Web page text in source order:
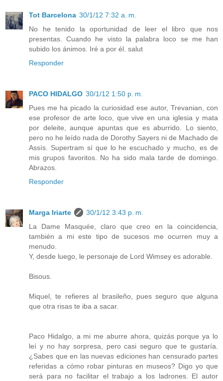
Tot Barcelona 30/1/12 7:32 a. m.
No he tenido la oportunidad de leer el libro que nos
presentas. Cuando he visto la palabra loco se me han
subido los ánimos. Iré a por él. salut
Responder
PACO HIDALGO 30/1/12 1:50 p. m.
Pues me ha picado la curiosidad ese autor, Trevanian, con
ese profesor de arte loco, que vive en una iglesia y mata
por deleite, aunque apuntas que es aburrido. Lo siento,
pero no he leído nada de Dorothy Sayers ni de Machado de
Assís. Supertram sí que lo he escuchado y mucho, es de
mis grupos favoritos. No ha sido mala tarde de domingo.
Abrazos.
Responder
Marga Iriarte
30/1/12 3:43 p. m.
La Dame Masquée, claro que creo en la coincidencia,
también a mi este tipo de sucesos me ocurren muy a
menudo.
Y, desde luego, le personaje de Lord Wimsey es adorable.
Bisous.
Miquel, te refieres al brasileño, pues seguro que alguna
que otra risas te iba a sacar.
Paco Hidalgo, a mi me aburre ahora, quizás porque ya lo
leí y no hay sorpresa, pero casi seguro que te gustaría.
¿Sabes que en las nuevas ediciones han censurado partes
referidas a cómo robar pinturas en museos? Digo yo que
será para no facilitar el trabajo a los ladrones. El autor